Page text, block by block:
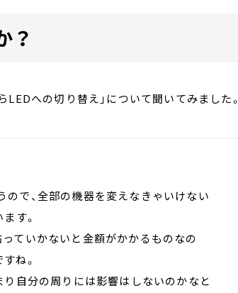
？
への切り替え」について聞いてみました。
で、全部の機器を変えなきゃいけない
す。
ていかないと金額がかかるものなの
ね。
自分の周りには影響はしないのかなと